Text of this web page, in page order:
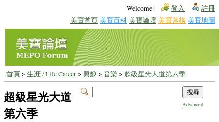
Welcome! 登入 註冊
美寶首頁 美寶百科 美寶論壇 美寶落格 美寶地圖
首頁> 生涯 / Life Career> 興趣 > 音樂 > 超級星光大道第六季
Advanced
超級星光大道
第六季